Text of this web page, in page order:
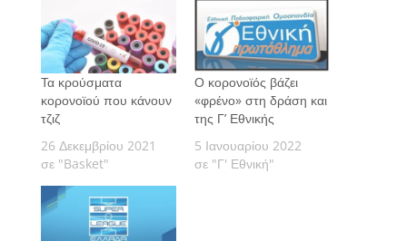
Τα κρούσματα
κορονοϊού που κάνουν
τζιζ
26 Δεκεμβρίου 2021
σε "Basket"
Ο κορονοϊός βάζει
«φρένο» στη δράση και
της Γ’ Εθνικής
5 Ιανουαρίου 2022
σε "Γ' Εθνική"